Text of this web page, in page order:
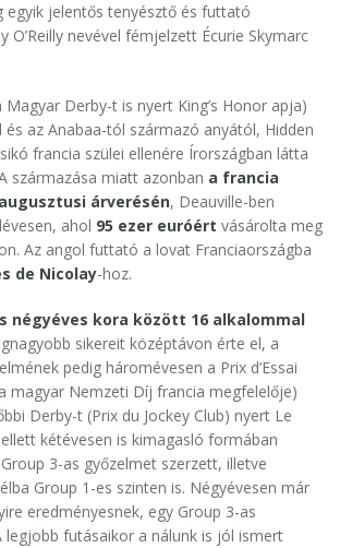
egyik jelentős tenyésztő és futtató
O’Reilly nevével fémjelzett Écurie Skymarc
Derby-t is nyert King’s Honor apja)
és az Anabaa-tól származó anyától, Hidden
francia szülei ellenére Írországban látta
származása miatt azonban a francia
árverésén, Deauville-ben
ahol 95 ezer euróért vásárolta meg
Az angol futtató a lovat Franciaországba
de Nicolay-hoz.
négyéves kora között 16 alkalommal
sikereit középtávon érte el, a
pedig háromévesen a Prix d’Essai
magyar Nemzeti Díj francia megfelelője)
Derby-t (Prix du Jockey Club) nyert Le
kétévesen is kimagasló formában
3-as győzelmet szerzett, illetve
Group 1-es szinten is. Négyévesen már
eredményesnek, egy Group 3-as
legjobb futásaikor a nálunk is jól ismert